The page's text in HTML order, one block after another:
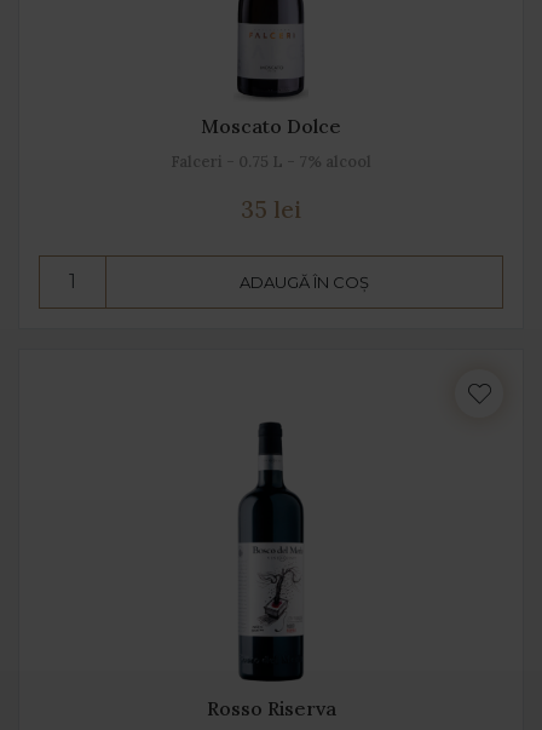
Moscato Dolce
Falceri - 0.75 L - 7% alcool
35 lei
ADAUGĂ ÎN COȘ
Rosso Riserva